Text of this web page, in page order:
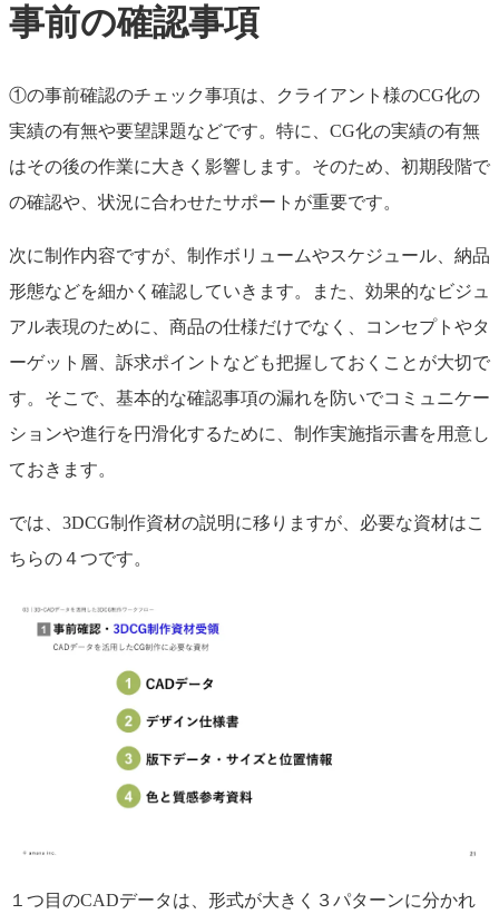
事前の確認事項
①の事前確認のチェック事項は、クライアント様のCG化の
実績の有無や要望課題などです。特に、CG化の実績の有無
はその後の作業に大きく影響します。そのため、初期段階で
の確認や、状況に合わせたサポートが重要です。
次に制作内容ですが、制作ボリュームやスケジュール、納品
形態などを細かく確認していきます。また、効果的なビジュ
アル表現のために、商品の仕様だけでなく、コンセプトやタ
ーゲット層、訴求ポイントなども把握しておくことが大切で
す。そこで、基本的な確認事項の漏れを防いでコミュニケー
ションや進行を円滑化するために、制作実施指示書を用意し
ておきます。
では、3DCG制作資材の説明に移りますが、必要な資材はこ
ちらの４つです。
１つ目のCADデータは、形式が大きく３パターンに分かれ